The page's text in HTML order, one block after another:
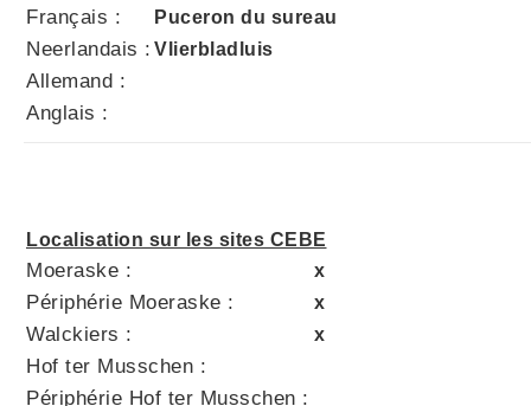
Français : Puceron du sureau
Neerlandais : Vlierbladluis
Allemand :
Anglais :
Localisation sur les sites CEBE
Moeraske : x
Périphérie Moeraske : x
Walckiers : x
Hof ter Musschen :
Périphérie Hof ter Musschen :